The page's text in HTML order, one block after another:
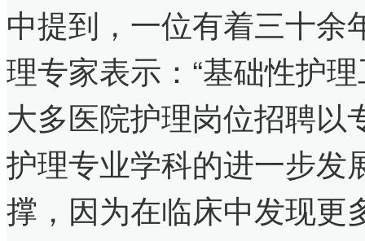
中提到，一位有着三十余
理专家表示：“基础性护
大多医院护理岗位招聘以
护理专业学科的进一步发
撑，因为在临床中发现更